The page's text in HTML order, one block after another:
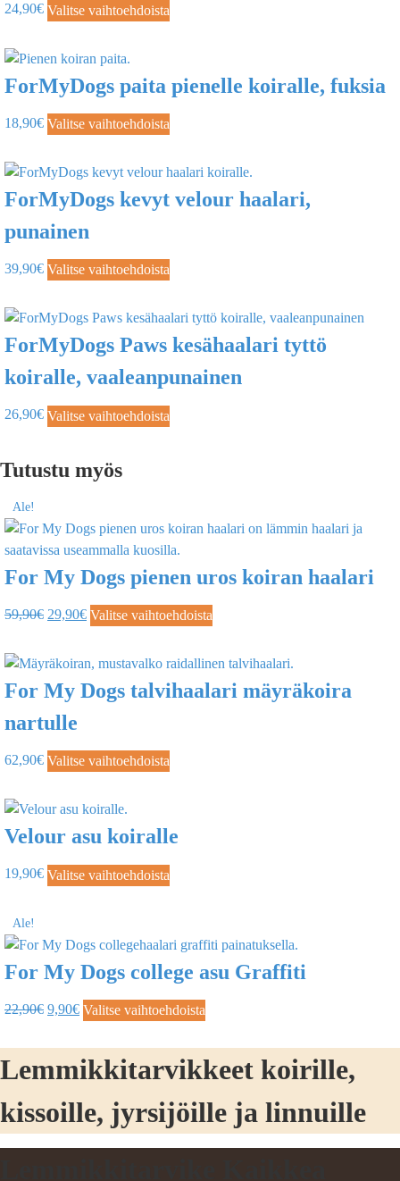
24,90€ Valitse vaihtoehdoista
ForMyDogs paita pienelle koiralle, fuksia
18,90€ Valitse vaihtoehdoista
ForMyDogs kevyt velour haalari,
punainen
39,90€ Valitse vaihtoehdoista
ForMyDogs Paws kesähaalari tyttö
koiralle, vaaleanpunainen
26,90€ Valitse vaihtoehdoista
Tutustu myös
Ale!
For My Dogs pienen uros koiran haalari
59,90€ 29,90€ Valitse vaihtoehdoista
For My Dogs talvihaalari mäyräkoira
nartulle
62,90€ Valitse vaihtoehdoista
Velour asu koiralle
19,90€ Valitse vaihtoehdoista
Ale!
For My Dogs college asu Graffiti
22,90€ 9,90€ Valitse vaihtoehdoista
Lemmikkitarvikkeet koirille,
kissoille, jyrsijöille ja linnuille